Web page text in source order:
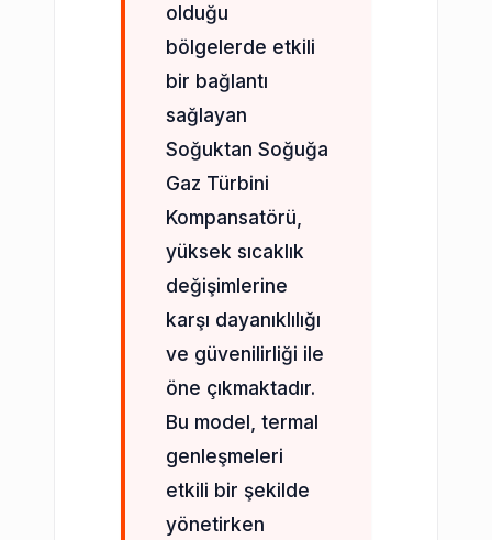
olduğu
bölgelerde etkili
bir bağlantı
sağlayan
Soğuktan Soğuğa
Gaz Türbini
Kompansatörü,
yüksek sıcaklık
değişimlerine
karşı dayanıklılığı
ve güvenilirliği ile
öne çıkmaktadır.
Bu model, termal
genleşmeleri
etkili bir şekilde
yönetirken